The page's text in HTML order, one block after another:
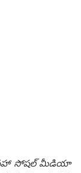
సహా సోషల్ మీడియా